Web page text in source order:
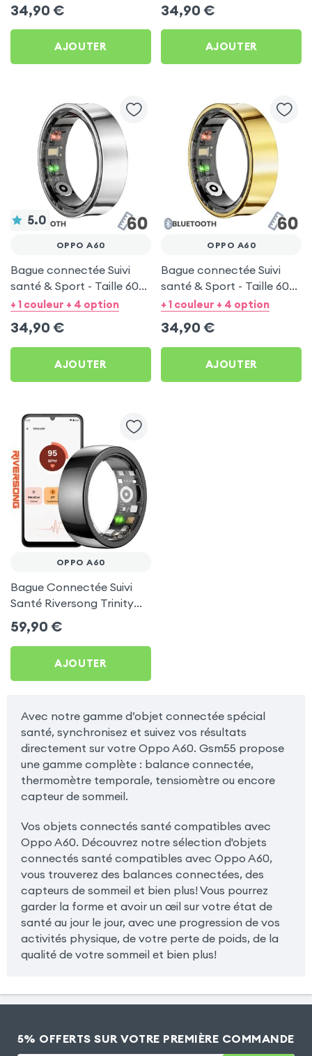
34,90 €
AJOUTER
34,90 €
AJOUTER
5.0
OPPO A60
Bague connectée Suivi
santé & Sport - Taille 60
Argent
+ 1 couleur + 4 option
34,90 €
AJOUTER
OPPO A60
Bague connectée Suivi
santé & Sport - Taille 60
Or
+ 1 couleur + 4 option
34,90 €
AJOUTER
OPPO A60
Bague Connectée Suivi
Santé Riversong Trinity
Noir - Anneau Connecté
Étanche IP68
59,90 €
AJOUTER
Avec notre gamme d’objet connectée spécial
santé, synchronisez et suivez vos résultats
directement sur votre Oppo A60. Gsm55 propose
une gamme complète : balance connectée,
thermomètre temporale, tensiomètre ou encore
capteur de sommeil.
Vos objets connectés santé compatibles avec
Oppo A60. Découvrez notre sélection d'objets
connectés santé compatibles avec Oppo A60,
vous trouverez des balances connectées, des
capteurs de sommeil et bien plus! Vous pourrez
garder la forme et avoir un œil sur votre état de
santé au jour le jour, avec une progression de vos
activités physique, de votre perte de poids, de la
qualité de votre sommeil et bien plus!
5% OFFERTS SUR VOTRE PREMIÈRE COMMANDE